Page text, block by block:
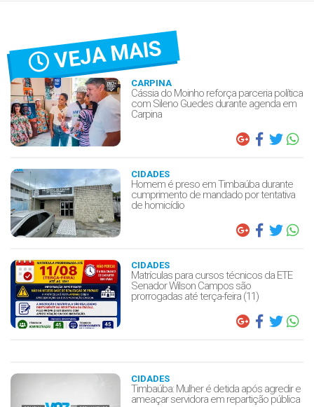
VEJA MAIS
CARPINA
Cássia do Moinho reforça parceria política
com Sileno Guedes durante agenda em
Carpina
CIDADES
Homem é preso em Timbaúba durante
cumprimento de mandado por tentativa
de homicídio
CIDADES
Matrículas para cursos técnicos da ETE
Senador Wilson Campos são
prorrogadas até terça-feira (11)
CIDADES
Timbaúba: Mulher é detida após agredir e
ameaçar servidora em repartição pública